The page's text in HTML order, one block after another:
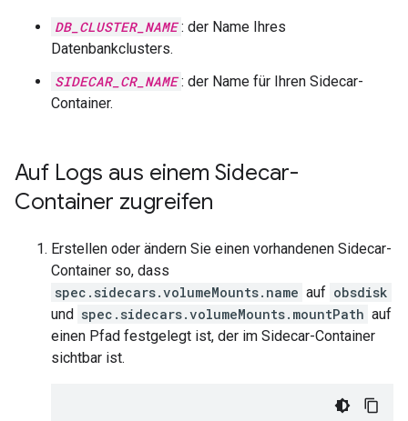
DB_CLUSTER_NAME : der Name Ihres
Datenbankclusters.
SIDECAR_CR_NAME : der Name für Ihren Sidecar-
Container.
Auf Logs aus einem Sidecar-
Container zugreifen
Erstellen oder ändern Sie einen vorhandenen Sidecar-
Container so, dass
spec.sidecars.volumeMounts.name auf obsdisk
und spec.sidecars.volumeMounts.mountPath auf
einen Pfad festgelegt ist, der im Sidecar-Container
sichtbar ist.